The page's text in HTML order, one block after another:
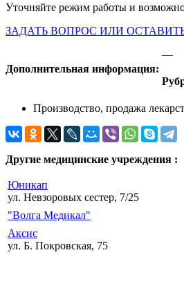
Уточняйте режим работы и
ЗАДАТЬ ВОПРОС ИЛИ
Дополнительная информация:
—
Производство, продажа
Другие медицинские учреждения :
Юникап
ул. Невзоровых сестер, 7/25
"Волга Медикал"
Аксис
ул. Б. Покровская, 75